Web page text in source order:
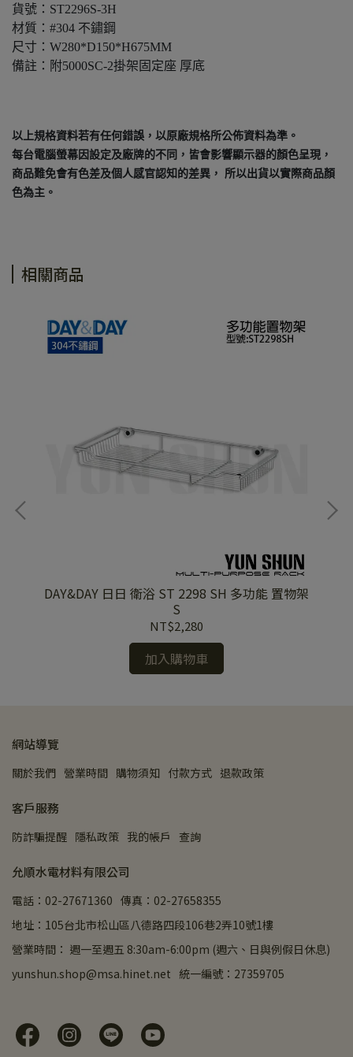
貨號：ST2296S-3H
材質：#304 不鏽鋼
尺寸：W280*D150*H675MM
備註：附5000SC-2掛架固定座 厚底
以上規格資料若有任何錯誤，以原廠規格所公佈資料為準。
每台電腦螢幕因設定及廠牌的不同，皆會影響顯示器的顏色呈現，
商品難免會有色差及個人感官認知的差異， 所以出貨以實際商品顏
色為主。
相關商品
DAY&DAY 日日 衛浴 ST 2298 SH 多功能 置物架
S
NT$2,280
加入購物車
網站導覽
關於我們 營業時間 購物須知 付款方式 退款政策
客戶服務
防詐騙提醒 隱私政策 我的帳戶 查詢
允順水電材料有限公司
電話：02-27671360 傳真：02-27658355
地址：105台北市松山區八德路四段106巷2弄10號1樓
營業時間： 週一至週五 8:30am-6:00pm (週六、日與例假日休息)
yunshun.shop@msa.hinet.net 統一編號：27359705